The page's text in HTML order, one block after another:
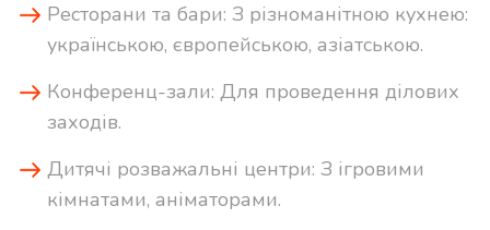
Ресторани та бари: З різноманітною кухнею:
українською, європейською, азіатською.
Конференц-зали: Для проведення ділових
заходів.
Дитячі розважальні центри: З ігровими
кімнатами, аніматорами.